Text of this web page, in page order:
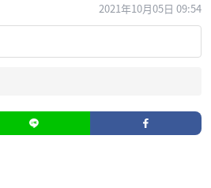
2021年10月05日 09:54